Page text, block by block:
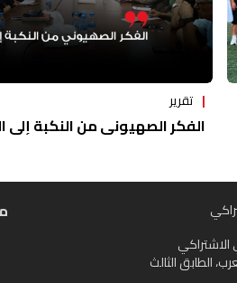
تقرير
الفكر الصهيوني من النكبة إلى
الاشتراكي
الطابق الثالث